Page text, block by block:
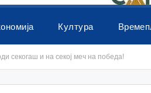
Култура
секогаш и на секој меч на победа!